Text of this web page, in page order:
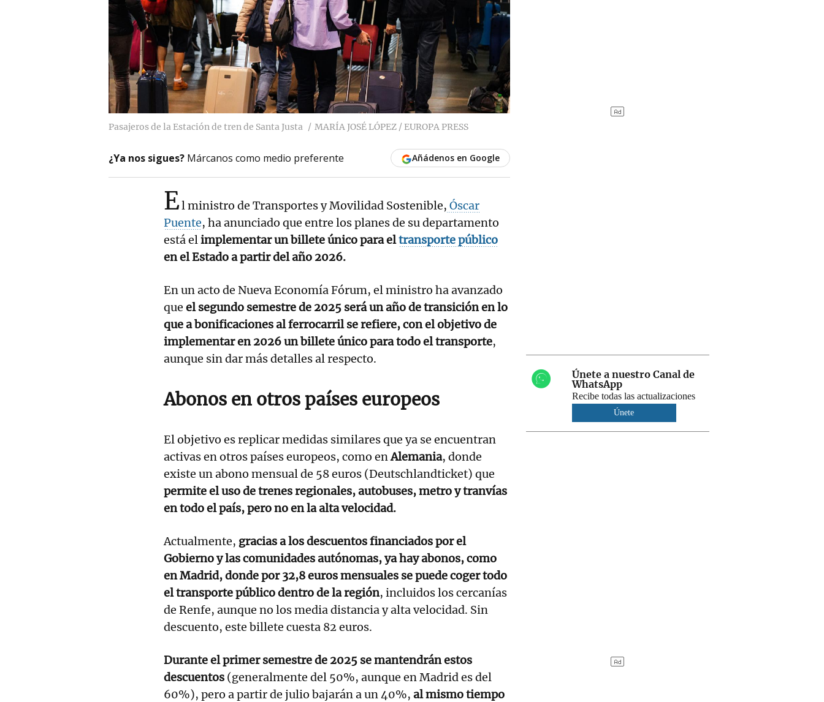
Pasajeros de la Estación de tren de Santa Justa MARÍA JOSÉ LÓPEZ / EUROPA PRESS
¿Ya nos sigues? Márcanos como medio preferente Añádenos en Google
El ministro de Transportes y Movilidad Sostenible, Óscar
Puente, ha anunciado que entre los planes de su departamento
está elimplementar un billete único para eltransporte público
en el Estado a partir del año 2026.
En un acto de Nueva Economía Fórum, el ministro ha avanzado
que el segundo semestre de 2025 será un año de transición en lo
que a bonificaciones al ferrocarril se refiere, con el objetivo de
implementar en 2026 un billete único para todo el transporte,
aunque sin dar más detalles al respecto.
Abonos en otros países europeos
El objetivo es replicar medidas similares que ya se encuentran
activas en otros países europeos, como enAlemania, donde
existe un abono mensual de 58 euros (Deutschlandticket) que
permite el uso de trenes regionales, autobuses, metro y tranvías
en todo el país, pero no en la alta velocidad.
Actualmente, gracias a los descuentos financiados por el
Gobierno y las comunidades autónomas, ya hay abonos, como
en Madrid, donde por 32,8 euros mensuales se puede coger todo
el transporte público dentro de la región, incluidos los cercanías
de Renfe, aunque no los media distancia y alta velocidad. Sin
descuento, este billete cuesta 82 euros.
Durante el primer semestre de 2025 se mantendrán estos
descuentos (generalmente del 50%, aunque en Madrid es del
60%), pero a partir de julio bajarán a un 40%, al mismo tiempo
Únete a nuestro Canal de
WhatsApp
Recibe todas las actualizaciones
Únete